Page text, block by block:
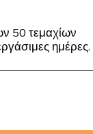
50 τεμαχίων
ημέρες.